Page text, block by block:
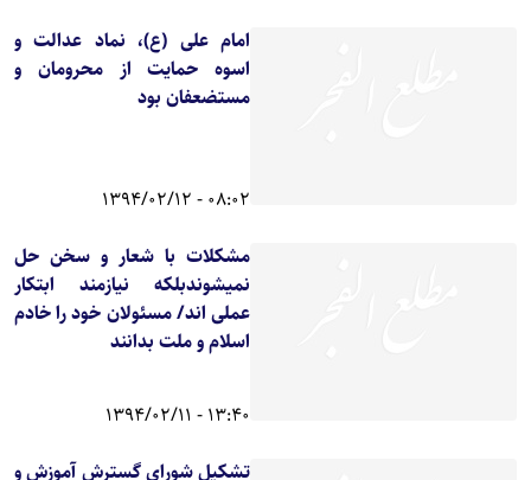
امام علی (ع)، نماد عدالت و
اسوه حمایت از محرومان و
مستضعفان بود
08:02 - 1394/02/12
مشکلات با شعار و سخن حل
نمیشوندبلکه نیازمند ابتکار
عملی اند/ مسئولان خود را خادم
اسلام و ملت بدانند
13:40 - 1394/02/11
تشکیل شورای گسترش آموزش و